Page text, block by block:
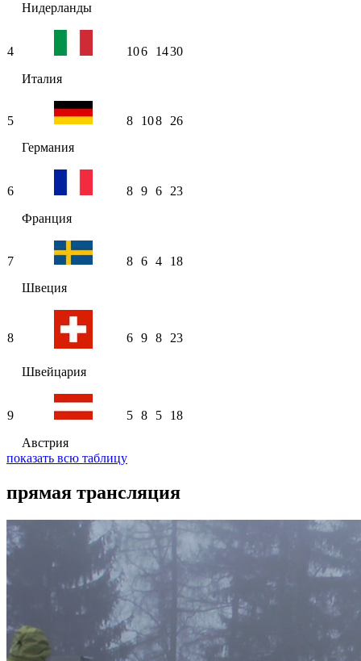
Нидерланды
4
Италия
106 1430
5
Германия
8 108 26
6
Франция
8 9 6 23
7
Швеция
8 6 4 18
8
Швейцария
6 9 8 23
9
Австрия
5 8 5 18
показать всю таблицу
прямая трансляция